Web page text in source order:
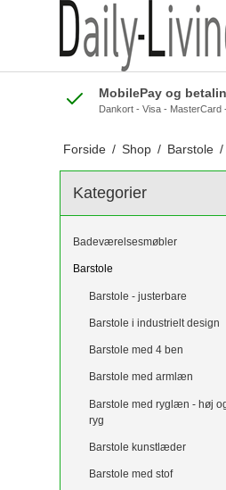
MobilePay og
Dankort - Visa - MasterCard
Forside / Shop / Barstole /
Kategorier
Badeværelsesmøbler
Barstole
Barstole - justerbare
Barstole i industrielt design
Barstole med 4 ben
Barstole med armlæn
Barstole med ryglæn - høj
ryg
Barstole kunstlæder
Barstole med stof